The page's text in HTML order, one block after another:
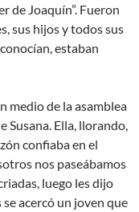
de Joaquín”. Fueron
sus hijos y todos sus
estaban
medio de la asamblea
Susana. Ella, llorando,
confiaba en el
nos paseábamos
luego les dijo
acercó un joven que